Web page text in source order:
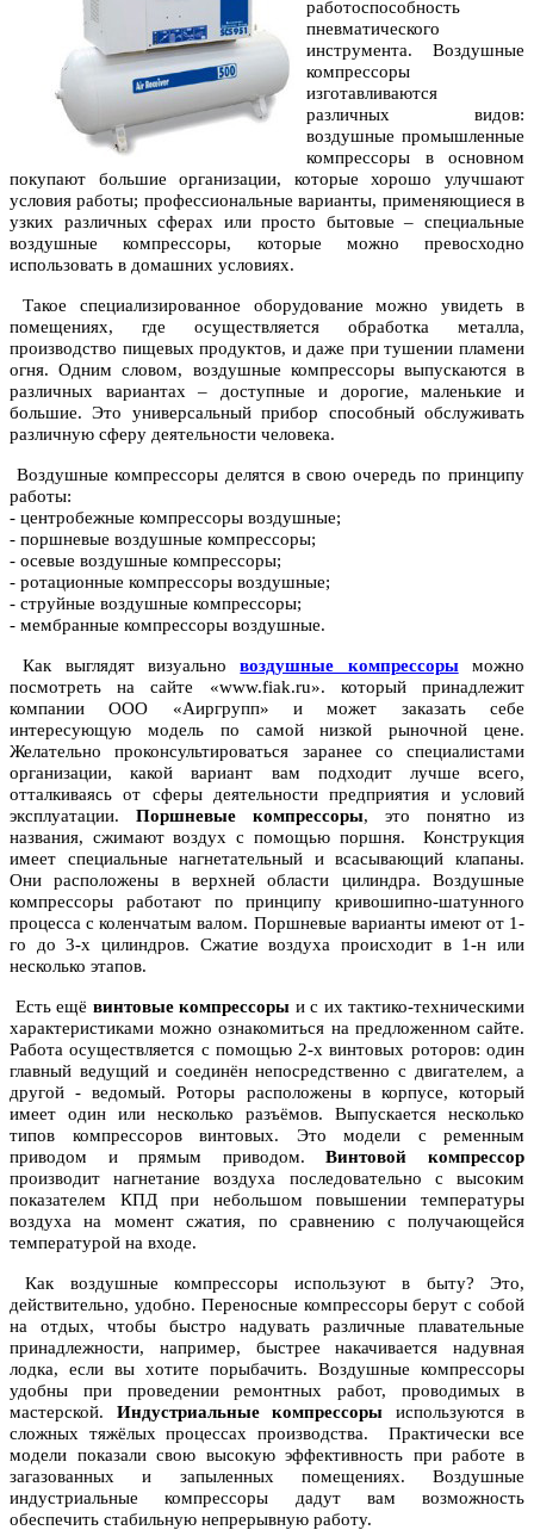
работоспособность
пневматического
инструмента. Воздушные
компрессоры
изготавливаются
различных видов:
воздушные промышленные
компрессоры в основном
покупают большие организации, которые хорошо улучшают
условия работы; профессиональные варианты, применяющиеся в
узких различных сферах или просто бытовые – специальные
воздушные компрессоры, которые можно превосходно
использовать в домашних условиях.
Такое специализированное оборудование можно увидеть в
помещениях, где осуществляется обработка металла,
производство пищевых продуктов, и даже при тушении пламени
огня. Одним словом, воздушные компрессоры выпускаются в
различных вариантах – доступные и дорогие, маленькие и
большие. Это универсальный прибор способный обслуживать
различную сферу деятельности человека.
Воздушные компрессоры делятся в свою очередь по принципу
работы:
- центробежные компрессоры воздушные;
- поршневые воздушные компрессоры;
- осевые воздушные компрессоры;
- ротационные компрессоры воздушные;
- струйные воздушные компрессоры;
- мембранные компрессоры воздушные.
Как выглядят визуальновоздушные компрессорыможно
посмотреть на сайте «www.fiak.ru». который принадлежит
компании ООО «Аиргрупп» и может заказать себе
интересующую модель по самой низкой рыночной цене.
Желательно проконсультироваться заранее со специалистами
организации, какой вариант вам подходит лучше всего,
отталкиваясь от сферы деятельности предприятия и условий
эксплуатации. Поршневые компрессоры, это понятно из
названия, сжимают воздух с помощью поршня. Конструкция
имеет специальные нагнетательный и всасывающий клапаны.
Они расположены в верхней области цилиндра. Воздушные
компрессоры работают по принципу кривошипно-шатунного
процесса с коленчатым валом. Поршневые варианты имеют от 1-
го до 3-х цилиндров. Сжатие воздуха происходит в 1-н или
несколько этапов.
Есть ещё винтовые компрессоры и с их тактико-техническими
характеристиками можно ознакомиться на предложенном сайте.
Работа осуществляется с помощью 2-х винтовых роторов: один
главный ведущий и соединён непосредственно с двигателем, а
другой - ведомый. Роторы расположены в корпусе, который
имеет один или несколько разъёмов. Выпускается несколько
типов компрессоров винтовых. Это модели с ременным
приводом и прямым приводом.Винтовой компрессор
производит нагнетание воздуха последовательно с высоким
показателем КПД при небольшом повышении температуры
воздуха на момент сжатия, по сравнению с получающейся
температурой на входе.
Как воздушные компрессоры используют в быту? Это,
действительно, удобно. Переносные компрессоры берут с собой
на отдых, чтобы быстро надувать различные плавательные
принадлежности, например, быстрее накачивается надувная
лодка, если вы хотите порыбачить. Воздушные компрессоры
удобны при проведении ремонтных работ, проводимых в
мастерской. Индустриальные компрессоры используются в
сложных тяжёлых процессах производства. Практически все
модели показали свою высокую эффективность при работе в
загазованных и запыленных помещениях. Воздушные
индустриальные компрессоры дадут вам возможность
обеспечить стабильную непрерывную работу.